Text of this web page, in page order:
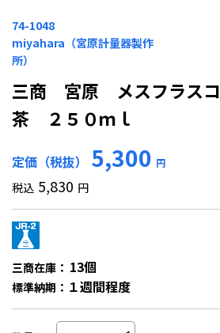
74-1048
miyahara（宮原計量器製作
所）
三商 宮原 メスフラスコ
茶 ２５０ｍｌ
定価（税抜） 5,300 円
税込 5,830 円
三商在庫： 13個
標準納期： １週間程度